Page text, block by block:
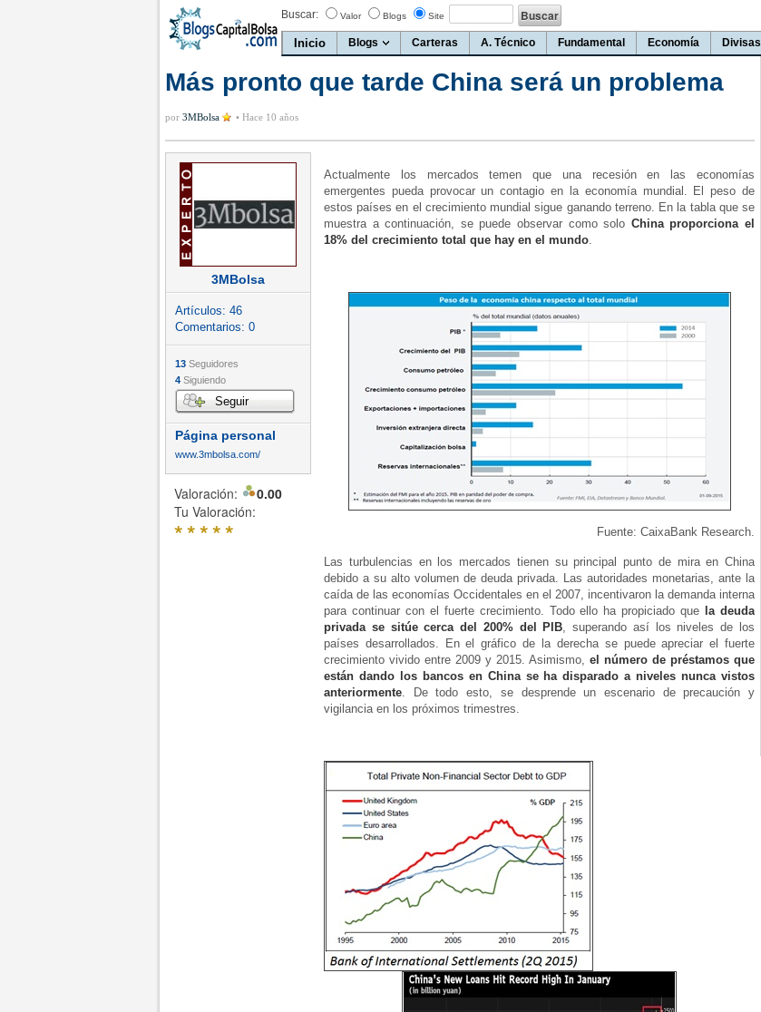
Buscar: Valor Blogs Site
Inicio Blogs Carteras A. Técnico Fundamental Economía Divisas
Más pronto que tarde China será un problema
por 3MBolsa • Hace 10 años
3MBolsa
Artículos: 46
Comentarios: 0
13 Seguidores
4 Siguiendo
Seguir
Página personal
www.3mbolsa.com/
Valoración:
0.00
Tu Valoración:
*****
Actualmente los mercados temen que una recesión en las economías
emergentes pueda provocar un contagio en la economía mundial. El peso de
estos países en el crecimiento mundial sigue ganando terreno. En la tabla que se
muestra a continuación, se puede observar como solo China proporciona el
18% del crecimiento total que hay en el mundo.
Fuente: CaixaBank Research.
Las turbulencias en los mercados tienen su principal punto de mira en China
debido a su alto volumen de deuda privada. Las autoridades monetarias, ante la
caída de las economías Occidentales en el 2007, incentivaron la demanda interna
para continuar con el fuerte crecimiento. Todo ello ha propiciado que
la deuda
privada se sitúe cerca del 200% del PIB, superando así los niveles de los
países desarrollados. En el gráfico de la derecha se puede apreciar el fuerte
crecimiento vivido entre 2009 y 2015. Asimismo, el número de préstamos que
están dando los bancos en China se ha disparado a niveles nunca vistos
anteriormente. De todo esto, se desprende un escenario de precaución y
vigilancia en los próximos trimestres.